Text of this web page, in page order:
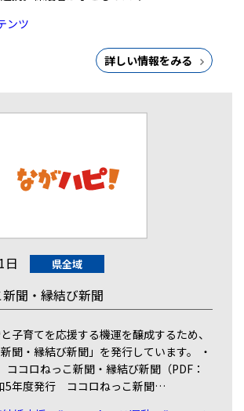
ンツ
詳しい情報をみる
日 県全域
聞・縁結び新聞
子育てを応援する機運を醸成するため、
新聞・縁結び新聞」を発行しています。 ・
コロねっこ新聞・縁結び新聞（PDF：
5年度発行 ココロねっこ新聞…